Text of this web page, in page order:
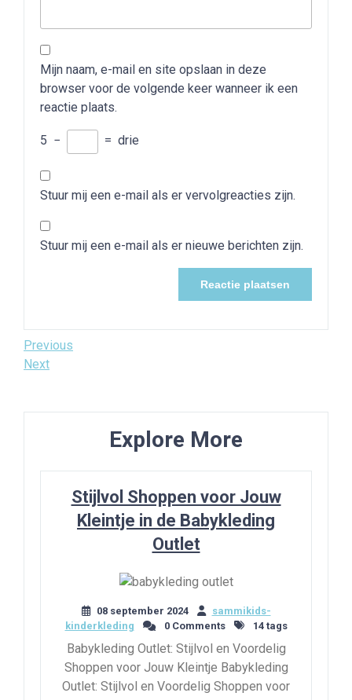
Mijn naam, e-mail en site opslaan in deze
browser voor de volgende keer wanneer ik een
reactie plaats.
5 − = drie
Stuur mij een e-mail als er vervolgreacties zijn.
Stuur mij een e-mail als er nieuwe berichten zijn.
Bericht
navigatie
Previous
Post
Previous
Next
Next
Explore More
Stijlvol Shoppen voor Jouw
Kleintje in de Babykleding
Outlet
08 september 2024
sammikids-
kinderkleding
0 Comments 14 tags
Babykleding Outlet: Stijlvol en Voordelig
Shoppen voor Jouw Kleintje Babykleding
Outlet: Stijlvol en Voordelig Shoppen voor